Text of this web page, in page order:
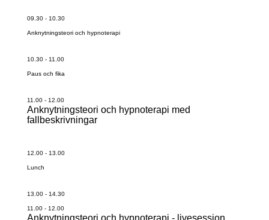
09.30 - 10.30
Anknytningsteori och hypnoterapi
10.30 - 11.00
Paus och fika
11.00 - 12.00
Anknytningsteori och hypnoterapi med
fallbeskrivningar
12.00 - 13.00
Lunch
13.00 - 14.30
11.00 - 12.00